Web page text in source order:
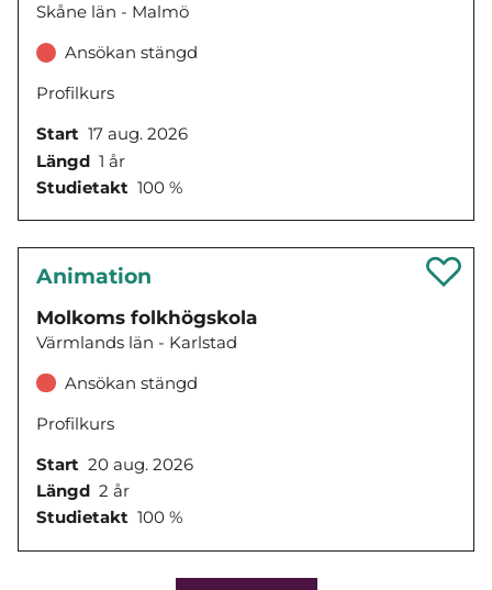
Skåne län - Malmö
Ansökan stängd
Profilkurs
Start 17 aug. 2026
Längd 1 år
Studietakt 100 %
Animation
Molkoms folkhögskola
Värmlands län - Karlstad
Ansökan stängd
Profilkurs
Start 20 aug. 2026
Längd 2 år
Studietakt 100 %